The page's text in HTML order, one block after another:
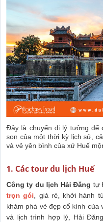
Đây là chuyến đi lý tưởng để
son của một thời kỳ lịch sử,
và vẻ yên bình của xứ Huế
1. Các tour du lịch Huế
Công ty du lịch Hải Đăng tự
trọn gói , giá rẻ, khởi hành
khám phá vẻ đẹp cổ kính của
và lịch trình hợp lý, Hải